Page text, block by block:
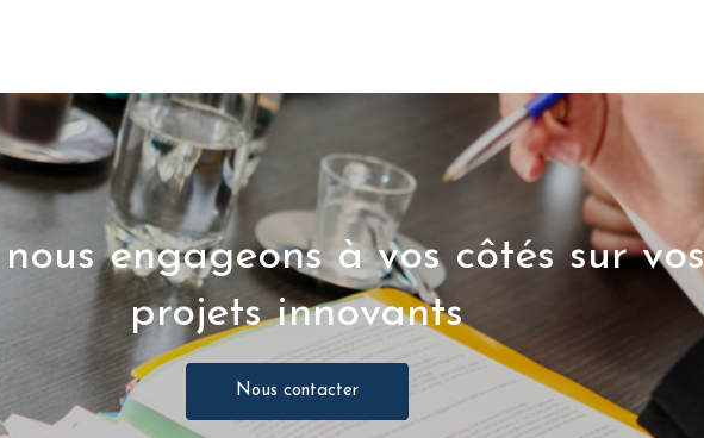
engageons à vos côtés sur vos
projets innovants
Nous contacter